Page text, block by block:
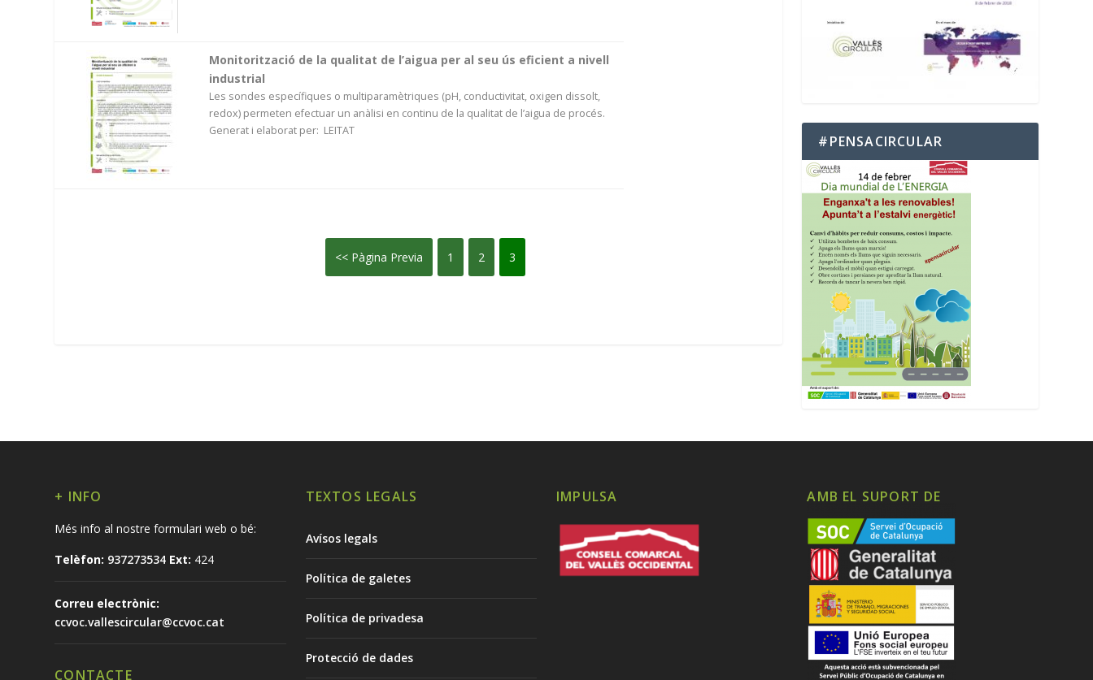
Monitorització de la qualitat de l’aigua per al seu ús eficient a nivell
industrial
Les sondes específiques o multiparamètriques (pH, conductivitat, oxigen dissolt,
redox) permeten efectuar un anàlisi en continu de la qualitat de l’aigua de procés.
Generat i elaborat per: LEITAT
<< Pàgina Previa 1 2 3
#PENSACIRCULAR
+ INFO
Més info al nostre formulari web o bé:
Telèfon: 937273534 Ext: 424
Correu electrònic:
ccvoc.vallescircular@ccvoc.cat
CONTACTE
TEXTOS LEGALS
Avísos legals
Política de galetes
Política de privadesa
Protecció de dades
IMPULSA AMB EL SUPORT DE